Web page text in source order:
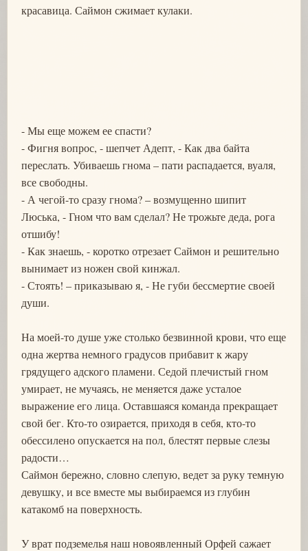
красавица. Саймон сжимает кулаки.
- Мы еще можем ее спасти?
- Фигня вопрос, - шепчет Адепт, - Как два байта
переслать. Убиваешь гнома – пати распадается, вуаля,
все свободны.
- А чегой-то сразу гнома? – возмущенно шипит
Люська, - Гном что вам сделал? Не трожьте деда, рога
отшибу!
- Как знаешь, - коротко отрезает Саймон и решительно
вынимает из ножен свой кинжал.
- Стоять! – приказываю я, - Не губи бессмертие своей
души.
На моей-то душе уже столько безвинной крови, что еще
одна жертва немного градусов прибавит к жару
грядущего адского пламени. Седой плечистый гном
умирает, не мучаясь, не меняется даже усталое
выражение его лица. Оставшаяся команда прекращает
свой бег. Кто-то озирается, приходя в себя, кто-то
обессилено опускается на пол, блестят первые слезы
радости…
Саймон бережно, словно слепую, ведет за руку темную
девушку, и все вместе мы выбираемся из глубин
катакомб на поверхность.
У врат подземелья наш новоявленный Орфей сажает